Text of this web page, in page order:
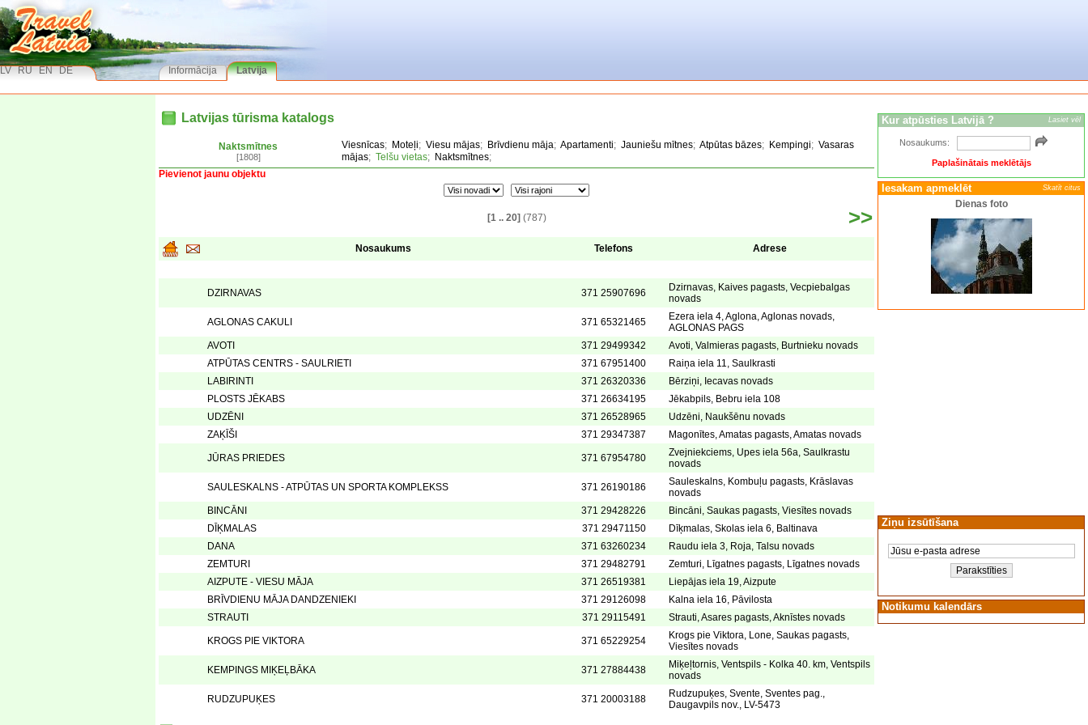
LV RU EN DE Informācija Latvija
Latvijas tūrisma katalogs
Naktsmītnes
[1808]
Viesnīcas; Moteļi; Viesu mājas; Brīvdienu māja; Apartamenti; Jauniešu mītnes; Atpūtas bāzes; Kempingi; Vasaras
mājas; Telšu vietas; Naktsmītnes;
Pievienot jaunu objektu
[1 .. 20] (787) >>
Nosaukums Telefons Adrese
DZIRNAVAS 371 25907696
Dzirnavas, Kaives pagasts, Vecpiebalgas
novads
AGLONAS CAKULI 371 65321465
Ezera iela 4, Aglona, Aglonas novads,
AGLONAS PAGS
AVOTI
371 29499342
Avoti, Valmieras pagasts, Burtnieku novads
ATPŪTAS CENTRS - SAULRIETI
371 67951400
Raiņa iela 11, Saulkrasti
LABIRINTI
371 26320336
Bērziņi, Iecavas novads
PLOSTS JĒKABS
371 26634195
Jēkabpils, Bebru iela 108
UDZĒNI
371 26528965
Udzēni, Naukšēnu novads
ZAĶĪŠI
371 29347387 Magonītes, Amatas pagasts, Amatas novads
JŪRAS PRIEDES 371 67954780
Zvejniekciems, Upes iela 56a, Saulkrastu
novads
SAULESKALNS - ATPŪTAS UN SPORTA KOMPLEKSS 371 26190186
Sauleskalns, Kombuļu pagasts, Krāslavas
novads
BINCĀNI
371 29428226
Bincāni, Saukas pagasts, Viesītes novads
DĪĶMALAS
371 29471150
Dīķmalas, Skolas iela 6, Baltinava
DANA
371 63260234
Raudu iela 3, Roja, Talsu novads
ZEMTURI
371 29482791
Zemturi, Līgatnes pagasts, Līgatnes novads
AIZPUTE - VIESU MĀJA
371 26519381
Liepājas iela 19, Aizpute
BRĪVDIENU MĀJA DANDZENIEKI
371 29126098
Kalna iela 16, Pāvilosta
STRAUTI
371 29115491 Strauti, Asares pagasts, Aknīstes novads
KROGS PIE VIKTORA 371 65229254
Krogs pie Viktora, Lone, Saukas pagasts,
Viesītes novads
KEMPINGS MIĶEĻBĀKA 371 27884438
Miķeļtornis, Ventspils - Kolka 40. km, Ventspils
novads
RUDZUPUĶES 371 20003188
Rudzupuķes, Svente, Sventes pag.,
Daugavpils nov., LV-5473
Kur atpūsties Latvijā ? Lasiet vēl
Nosaukums:
Paplašinātais meklētājs
Iesakam apmeklēt Skatīt citus
Dienas foto
Ziņu izsūtīšana
Notikumu kalendārs